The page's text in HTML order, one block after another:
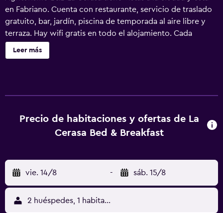
en Fabriano. Cuenta con restaurante, servicio de traslado
gratuito, bar, jardín, piscina de temporada al aire libre y
terraza. Hay wifi gratis en todo el alojamiento. Cada
unidad tiene baño privado, bidet, aire acondicionado, TV
de pantalla plana y nevera. También hay una cocina
alquiler de bicicletas. El aeropuerto (Aeropuerto de
Perugia San Francesco d'Assisi) está a 47 km.
Leer más
Precio de habitaciones y ofertas de La
Cerasa Bed & Breakfast
vie. 14/8 - sáb. 15/8
2 huéspedes, 1 habitación